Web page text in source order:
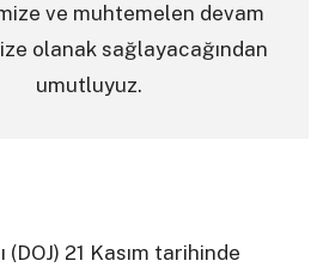
ve muhtemelen devam
olanak sağlayacağından
umutluyuz.
21 Kasım tarihinde